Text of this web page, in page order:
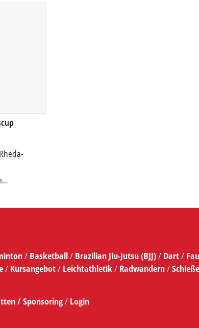
/ Basketball/ Brazilian Jiu-Jutsu (BJJ)/ Dart/
/ Kursangebot/ Leichtathletik/ Radwandern/
/Sponsoring/ Login